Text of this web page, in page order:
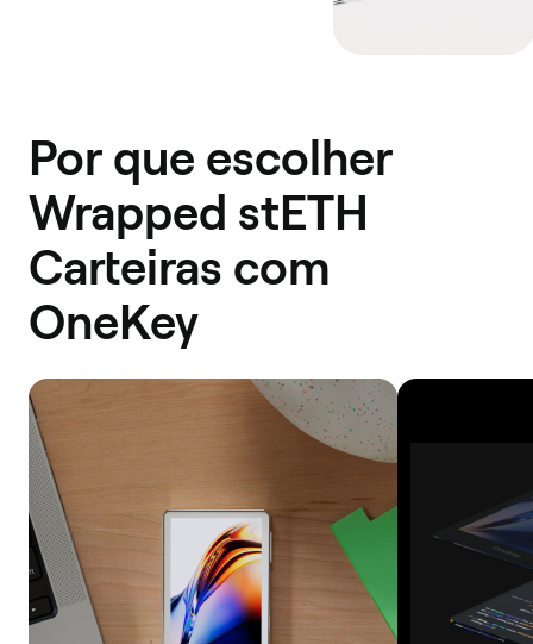
Por que escolher
Wrapped stETH
Carteiras com
OneKey